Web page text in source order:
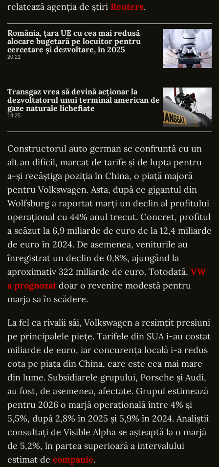
relatează agenția de știri Reuters.
România, țara UE cu cea mai redusă
alocare bugetară pe locuitor pentru
cercetare și dezvoltare, în 2025
20:21
Transgaz vrea să devină acționar la
dezvoltatorul unui terminal american de
gaze naturale lichefiate
14:25
Constructorul auto german se confruntă cu un
alt an dificil, marcat de tarife și de lupta pentru
a-și recâștiga poziția în China, o piață majoră
pentru Volkswagen. Asta, după ce gigantul din
Wolfsburg a raportat marți un declin al profitului
operațional cu 44% anul trecut. Concret, profitul
a scăzut la 6,9 miliarde de euro de la 12,4 miliarde
de euro în 2024. De asemenea, veniturile au
înregistrat un declin de 0,8%, ajungând la
aproximativ 322 miliarde de euro. Totodată, VW
a prognozatdoar o revenire modestă pentru
marja sa în scădere.
La fel ca rivalii săi, Volkswagen a resimțit presiuni
pe principalele piețe. Tarifele din SUA i-au costat
miliarde de euro, iar concurența locală i-a redus
cota pe piața din China, care este cea mai mare
din lume. Subsidiarele grupului, Porsche și Audi,
au fost, de asemenea, afectate. Grupul estimează
pentru 2026 o marjă operațională între 4% și
5,5%, după 2,8% în 2025 și 5,9% în 2024. Analiștii
consultați de Visible Alpha se așteaptă la o marjă
de 5,2%, în partea superioară a intervalului
estimat de companie.